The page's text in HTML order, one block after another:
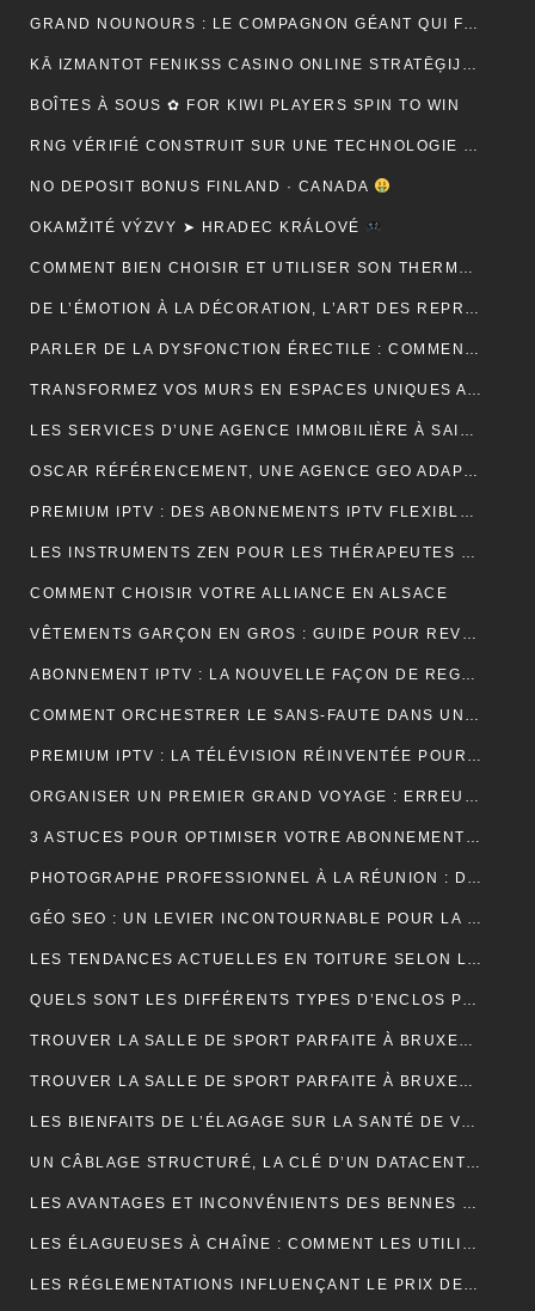
GRAND NOUNOURS : LE COMPAGNON GÉANT QUI FAIT FONDRE TOUS LES CŒURS
KĀ IZMANTOT FENIKSS CASINO ONLINE STRATĒĢIJAS, LAI PALIELINĀTU IZREDZES
BOÎTES À SOUS ✿ FOR KIWI PLAYERS SPIN TO WIN
RNG VÉRIFIÉ CONSTRUIT SUR UNE TECHNOLOGIE SÉCURISÉE
NO DEPOSIT BONUS FINLAND · CANADA
OKAMŽITÉ VÝZVY ➤ HRADEC KRÁLOVÉ
COMMENT BIEN CHOISIR ET UTILISER SON THERMOCYCLEUR AU LABORATOIRE
DE L’ÉMOTION À LA DÉCORATION, L’ART DES REPRODUCTIONS QUI DONNENT VIE À VOS MURS
PARLER DE LA DYSFONCTION ÉRECTILE : COMMENT BRISER LE TABOU ?
TRANSFORMEZ VOS MURS EN ESPACES UNIQUES AVEC UN STICKERS PERSONNALISÉ C-STICKERS
LES SERVICES D’UNE AGENCE IMMOBILIÈRE À SAINT-CYR-SUR-MER EXPLIQUÉS EN DÉTAIL
OSCAR RÉFÉRENCEMENT, UNE AGENCE GEO ADAPTÉE AUX MOTEURS GÉNÉRATIFS
PREMIUM IPTV : DES ABONNEMENTS IPTV FLEXIBLES, STABLES ET COMPLETS
LES INSTRUMENTS ZEN POUR LES THÉRAPEUTES ET PRATIQUANTS DE YOGA
COMMENT CHOISIR VOTRE ALLIANCE EN ALSACE
VÊTEMENTS GARÇON EN GROS : GUIDE POUR REVENDEURS ET MAGASINS
ABONNEMENT IPTV : LA NOUVELLE FAÇON DE REGARDER LA TÉLÉVISION
COMMENT ORCHESTRER LE SANS-FAUTE DANS UNE LOCATION SAISONNIÈRE ?
PREMIUM IPTV : LA TÉLÉVISION RÉINVENTÉE POUR UNE EXPÉRIENCE SUR MESURE
ORGANISER UN PREMIER GRAND VOYAGE : ERREURS À ÉVITER
3 ASTUCES POUR OPTIMISER VOTRE ABONNEMENT IPTV PREMIUM EN FRANCE
PHOTOGRAPHE PROFESSIONNEL À LA RÉUNION : DÉCOUVREZ L’EXPÉRIENCE UNIQUE D’UNE SÉANCE PHOTO EN STUDIO
GÉO SEO : UN LEVIER INCONTOURNABLE POUR LA VISIBILITÉ LOCALE
LES TENDANCES ACTUELLES EN TOITURE SELON LES COUVREURS EXPÉRIMENTÉS
QUELS SONT LES DIFFÉRENTS TYPES D’ENCLOS POUR ANIMAUX ?
TROUVER LA SALLE DE SPORT PARFAITE À BRUXELLES : BIEN PLUS QU’UNE QUESTION D’ADRESSE
TROUVER LA SALLE DE SPORT PARFAITE À BRUXELLES : BIEN PLUS QU’UNE QUESTION D’ADRESSE
LES BIENFAITS DE L’ÉLAGAGE SUR LA SANTÉ DE VOS ARBRES
UN CÂBLAGE STRUCTURÉ, LA CLÉ D’UN DATACENTER MAINTENABLE
LES AVANTAGES ET INCONVÉNIENTS DES BENNES DE LOCATION À PRIX RÉDUIT
LES ÉLAGUEUSES À CHAÎNE : COMMENT LES UTILISER EFFICACEMENT
LES RÉGLEMENTATIONS INFLUENÇANT LE PRIX DES DÉCHARGES DE BENNE